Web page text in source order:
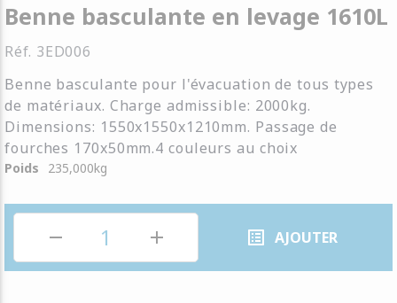
Benne basculante en levage 1610L
Réf. 3ED006
Benne basculante pour l'évacuation de tous types
de matériaux. Charge admissible: 2000kg.
Dimensions: 1550x1550x1210mm. Passage de
fourches 170x50mm.4 couleurs au choix
Poids 235,000kg
remove add list_alt AJOUTER